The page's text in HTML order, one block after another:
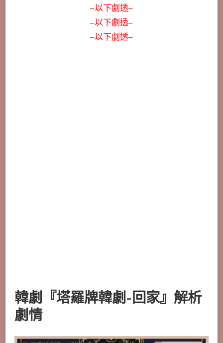
–以下劇透–
–以下劇透–
–以下劇透–
韓劇『塔羅牌韓劇-回家』解析
劇情